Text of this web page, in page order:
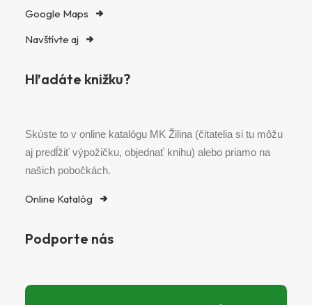
Google Maps
Navštívte aj
Hľadáte knižku?
Skúste to v online katalógu MK Žilina (čitatelia si tu môžu
aj predĺžiť výpožičku, objednať knihu) alebo priamo na
našich pobočkách.
Online Katalóg
Podporte nás